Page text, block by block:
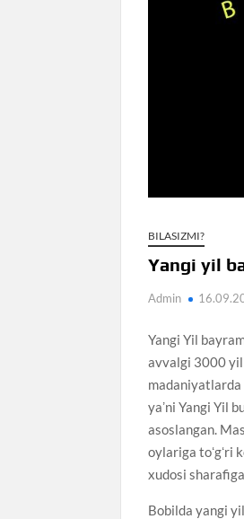
BILASIZMI?
Yangi yil
Admin
Yangi Yil
avvalgi 3000
madaniyatlarda
yaʼni Yangi Yil
asoslangan.
oylariga toʻgʻri
xudosi
Bobilda yangi